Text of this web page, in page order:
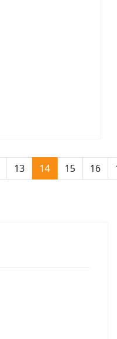
13 14 15 16